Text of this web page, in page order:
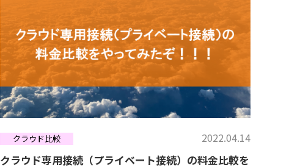
クラウド比較 2022.04.14
クラウド専用接続（プライベート接続）の料金比較を